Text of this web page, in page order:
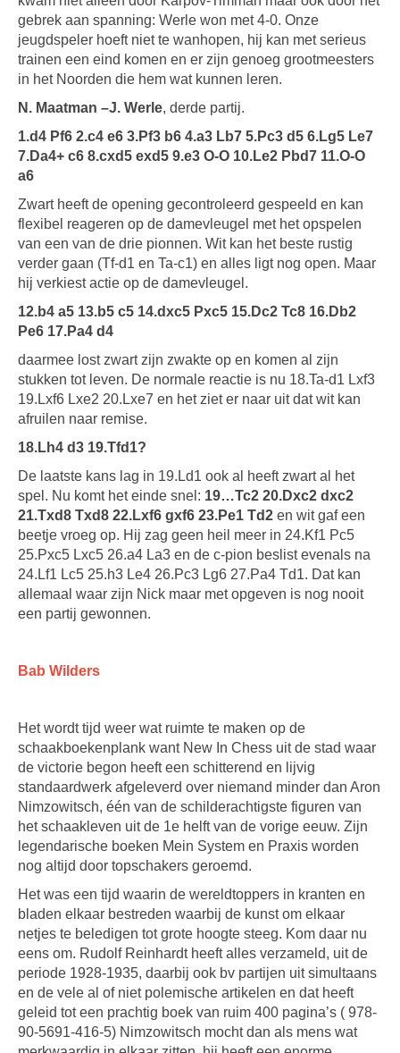
gebrek aan spanning: Werle won met 4-0. Onze
jeugdspeler hoeft niet te wanhopen, hij kan met serieus
trainen een eind komen en er zijn genoeg grootmeesters
in het Noorden die hem wat kunnen leren.
N. Maatman –J. Werle, derde partij.
1.d4 Pf6 2.c4 e6 3.Pf3 b6 4.a3 Lb7 5.Pc3 d5 6.Lg5 Le7
7.Da4+ c6 8.cxd5 exd5 9.e3 O-O 10.Le2 Pbd7 11.O-O
a6
Zwart heeft de opening gecontroleerd gespeeld en kan
flexibel reageren op de damevleugel met het opspelen
van een van de drie pionnen. Wit kan het beste rustig
verder gaan (Tf-d1 en Ta-c1) en alles ligt nog open. Maar
hij verkiest actie op de damevleugel.
12.b4 a5 13.b5 c5 14.dxc5 Pxc5 15.Dc2 Tc8 16.Db2
Pe6 17.Pa4 d4
daarmee lost zwart zijn zwakte op en komen al zijn
stukken tot leven. De normale reactie is nu 18.Ta-d1 Lxf3
19.Lxf6 Lxe2 20.Lxe7 en het ziet er naar uit dat wit kan
afruilen naar remise.
18.Lh4 d3 19.Tfd1?
De laatste kans lag in 19.Ld1 ook al heeft zwart al het
spel. Nu komt het einde snel: 19…Tc2 20.Dxc2 dxc2
21.Txd8 Txd8 22.Lxf6 gxf6 23.Pe1 Td2 en wit gaf een
beetje vroeg op. Hij zag geen heil meer in 24.Kf1 Pc5
25.Pxc5 Lxc5 26.a4 La3 en de c-pion beslist evenals na
24.Lf1 Lc5 25.h3 Le4 26.Pc3 Lg6 27.Pa4 Td1. Dat kan
allemaal waar zijn Nick maar met opgeven is nog nooit
een partij gewonnen.
Bab Wilders
Het wordt tijd weer wat ruimte te maken op de
schaakboekenplank want New In Chess uit de stad waar
de victorie begon heeft een schitterend en lijvig
standaardwerk afgeleverd over niemand minder dan Aron
Nimzowitsch, één van de schilderachtigste figuren van
het schaakleven uit de 1e helft van de vorige eeuw. Zijn
legendarische boeken Mein System en Praxis worden
nog altijd door topschakers geroemd.
Het was een tijd waarin de wereldtoppers in kranten en
bladen elkaar bestreden waarbij de kunst om elkaar
netjes te beledigen tot grote hoogte steeg. Kom daar nu
eens om. Rudolf Reinhardt heeft alles verzameld, uit de
periode 1928-1935, daarbij ook bv partijen uit simultaans
en de vele al of niet polemische artikelen en dat heeft
geleid tot een prachtig boek van ruim 400 pagina’s ( 978-
90-5691-416-5) Nimzowitsch mocht dan als mens wat